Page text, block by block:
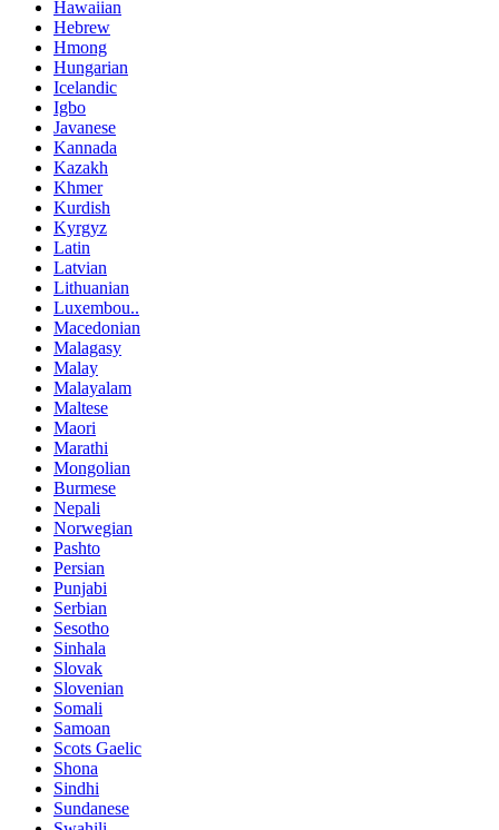
Hawaiian
Hebrew
Hmong
Hungarian
Icelandic
Igbo
Javanese
Kannada
Kazakh
Khmer
Kurdish
Kyrgyz
Latin
Latvian
Lithuanian
Luxembou..
Macedonian
Malagasy
Malay
Malayalam
Maltese
Maori
Marathi
Mongolian
Burmese
Nepali
Norwegian
Pashto
Persian
Punjabi
Serbian
Sesotho
Sinhala
Slovak
Slovenian
Somali
Samoan
Scots Gaelic
Shona
Sindhi
Sundanese